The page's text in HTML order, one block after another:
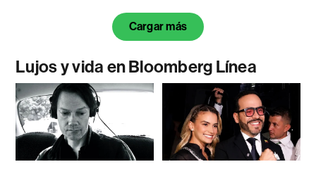
Cargar más
Lujos y vida en Bloomberg Línea